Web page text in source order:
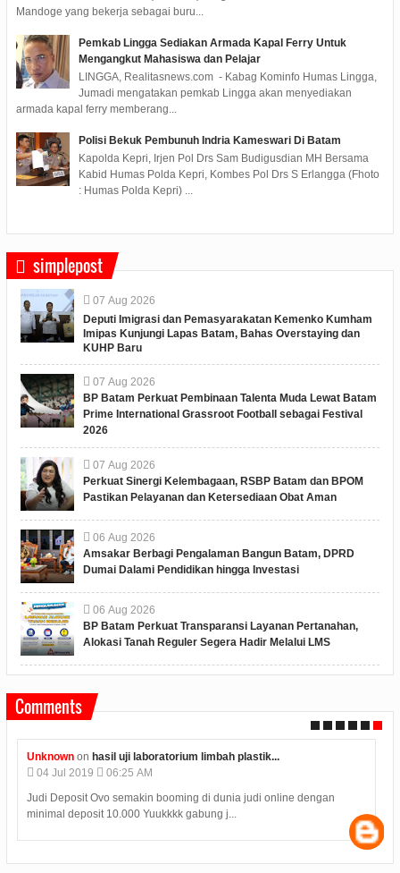
Mandoge yang bekerja sebagai buru...
Pemkab Lingga Sediakan Armada Kapal Ferry Untuk
Mengangkut Mahasiswa dan Pelajar
LINGGA, Realitasnews.com - Kabag Kominfo Humas Lingga,
Jumadi mengatakan pemkab Lingga akan menyediakan
armada kapal ferry memberang...
Polisi Bekuk Pembunuh Indria Kameswari Di Batam
Kapolda Kepri, Irjen Pol Drs Sam Budigusdian MH Bersama
Kabid Humas Polda Kepri, Kombes Pol Drs S Erlangga (Fhoto
: Humas Polda Kepri) ...
simplepost
07 Aug 2026
Deputi Imigrasi dan Pemasyarakatan Kemenko Kumham
Imipas Kunjungi Lapas Batam, Bahas Overstaying dan
KUHP Baru
07 Aug 2026
BP Batam Perkuat Pembinaan Talenta Muda Lewat Batam
Prime International Grassroot Football sebagai Festival
2026
07 Aug 2026
Perkuat Sinergi Kelembagaan, RSBP Batam dan BPOM
Pastikan Pelayanan dan Ketersediaan Obat Aman
06 Aug 2026
Amsakar Berbagi Pengalaman Bangun Batam, DPRD
Dumai Dalami Pendidikan hingga Investasi
06 Aug 2026
BP Batam Perkuat Transparansi Layanan Pertanahan,
Alokasi Tanah Reguler Segera Hadir Melalui LMS
Comments
Unknownon hasil uji laboratorium limbah plastik...
04 Jul 2019
06:25 AM
Judi Deposit Ovo semakin booming di dunia judi online dengan
minimal deposit 10.000 Yuukkkk gabung j...